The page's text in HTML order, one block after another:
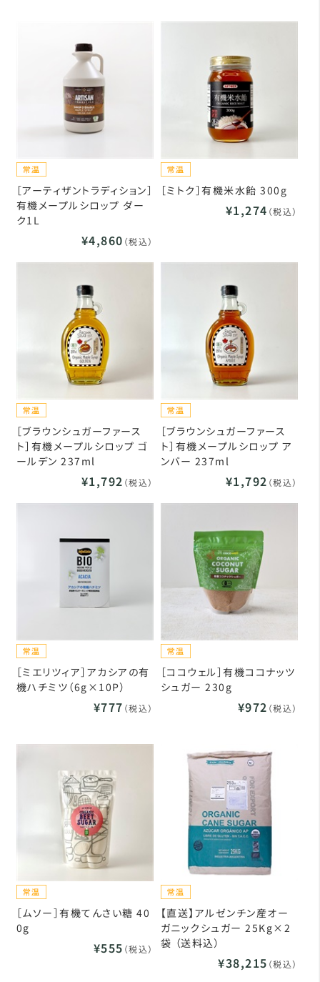
［アーティザントラディション］
有機メープルシロップ ダー
ク1L
¥4,860 （税込）
［ミトク］有機米水飴 300g
¥1,274 （税込）
［ブラウンシュガーファース
ト］有機メープルシロップ ゴ
ールデン 237ml
¥1,792 （税込）
［ブラウンシュガーファース
ト］有機メープルシロップ ア
ンバー 237ml
¥1,792 （税込）
［ミエリツィア］アカシアの有
機ハチミツ（6g×10P）
¥777 （税込）
［ココウェル］有機ココナッツ
シュガー 230g
¥972 （税込）
［ムソー］有機てんさい糖 40
0g
¥555 （税込）
【直送】アルゼンチン産オー
ガニックシュガー 25Kg×2
袋 （送料込）
¥38,215 （税込）